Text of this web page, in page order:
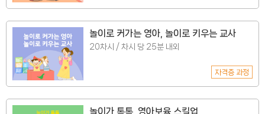
놀이로 커가는 영아, 놀이로 키우는 교사
20차시 / 차시 당 25분 내외
자격증 과정
놀이가 톡톡, 영아보육 스킬업